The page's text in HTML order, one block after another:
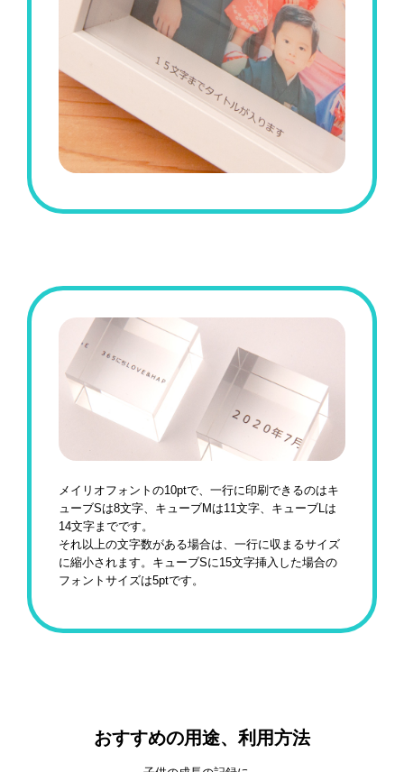
メイリオフォントの10ptで、一行に印刷できるのはキ
ューブSは8文字、キューブMは11文字、キューブLは
14文字までです。
それ以上の文字数がある場合は、一行に収まるサイズ
に縮小されます。キューブSに15文字挿入した場合の
フォントサイズは5ptです。
おすすめの用途、利用方法